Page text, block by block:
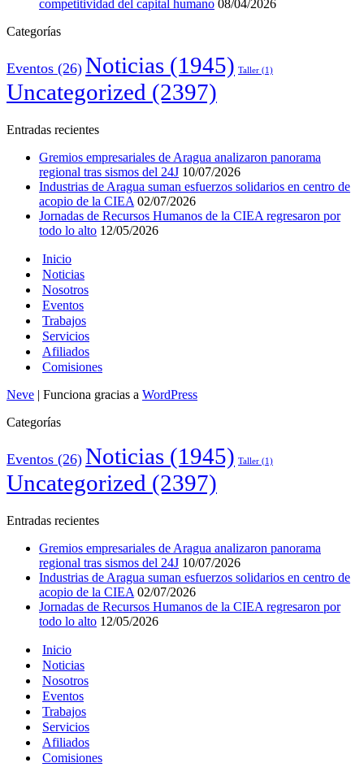
competitividad del capital humano 08/04/2026
Categorías
Eventos (26) Noticias (1945) Taller (1)
Uncategorized (2397)
Entradas recientes
Gremios empresariales de Aragua analizaron panorama
regional tras sismos del 24J 10/07/2026
Industrias de Aragua suman esfuerzos solidarios en centro de
acopio de la CIEA 02/07/2026
Jornadas de Recursos Humanos de la CIEA regresaron por
todo lo alto 12/05/2026
Inicio
Noticias
Nosotros
Eventos
Trabajos
Servicios
Afiliados
Comisiones
Neve | Funciona gracias a WordPress
Categorías
Eventos (26) Noticias (1945) Taller (1)
Uncategorized (2397)
Entradas recientes
Gremios empresariales de Aragua analizaron panorama
regional tras sismos del 24J 10/07/2026
Industrias de Aragua suman esfuerzos solidarios en centro de
acopio de la CIEA 02/07/2026
Jornadas de Recursos Humanos de la CIEA regresaron por
todo lo alto 12/05/2026
Inicio
Noticias
Nosotros
Eventos
Trabajos
Servicios
Afiliados
Comisiones